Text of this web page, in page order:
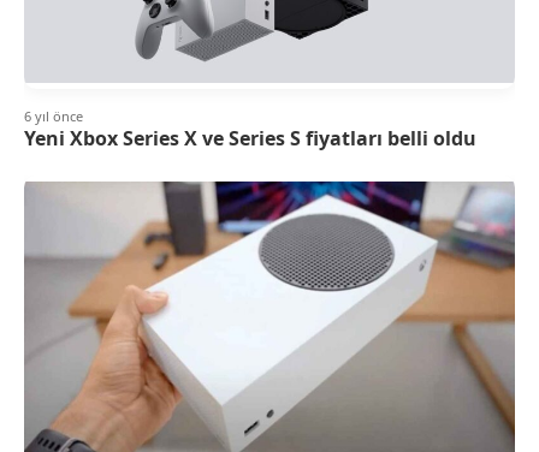
6 yıl önce
Yeni Xbox Series X ve Series S fiyatları belli oldu